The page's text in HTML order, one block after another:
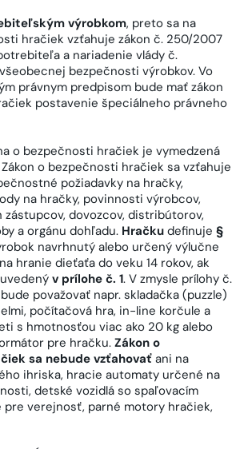
výrobkom, preto sa na
hračiek vzťahuje zákon č. 250/2007
a nariadenie vlády č.
bezpečnosti výrobkov. Vo
právnym predpisom bude mať zákon
postavenie špeciálneho právneho
o bezpečnosti hračiek je vymedzená
Zákon o bezpečnosti hračiek sa vzťahuje
požiadavky na hračky,
na hračky, povinnosti výrobcov,
dovozcov, distribútorov,
a orgánu dohľadu. Hračku definuje §
navrhnutý alebo určený výlučne
hranie dieťaťa do veku 14 rokov, ak
v prílohe č. 1. V zmysle prílohy č.
považovať napr. skladačka (puzzle)
počítačová hra, in-line korčule a
s hmotnosťou viac ako 20 kg alebo
pre hračku. Zákon o
sa nebude vzťahovať ani na
ihriska, hracie automaty určené na
detské vozidlá so spaľovacím
verejnosť, parné motory hračiek,